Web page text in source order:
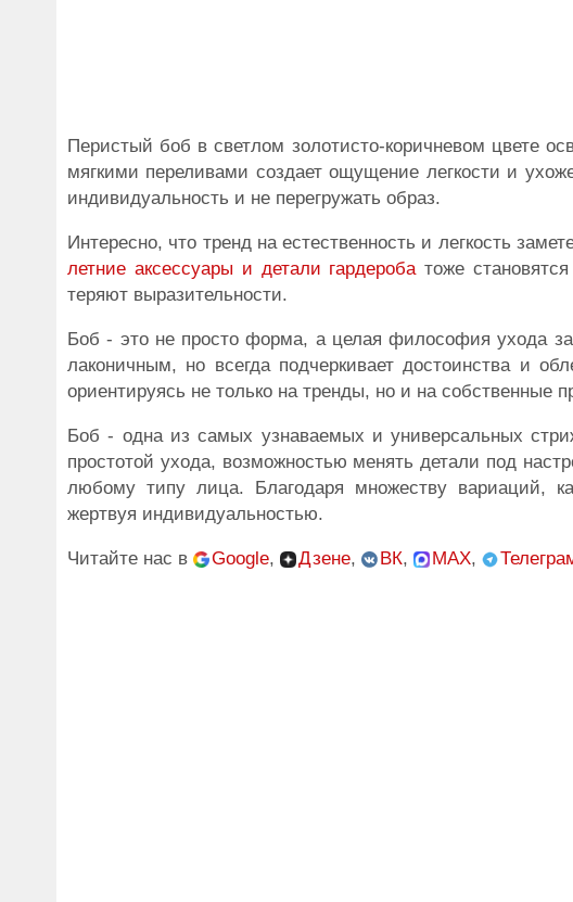
Перистый боб в светлом золотисто-коричневом цвете
мягкими переливами создает ощущение легкости и
индивидуальность и не перегружать образ.
Интересно, что тренд на естественность и легкость
летние аксессуары и детали гардеробатоже
теряют выразительности.
Боб - это не просто форма, а целая философия ухода
лаконичным, но всегда подчеркивает достоинства и
ориентируясь не только на тренды, но и на собственные
Боб - одна из самых узнаваемых и универсальных
простотой ухода, возможностью менять детали под
любому типу лица. Благодаря множеству вариаций,
жертвуя индивидуальностью.
Читайте нас в Google, Дзене, ВК, MAX,